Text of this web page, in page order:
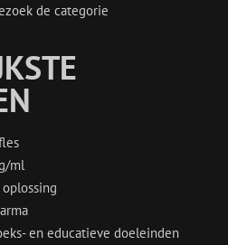
de categorie
ml
en educatieve doeleinden